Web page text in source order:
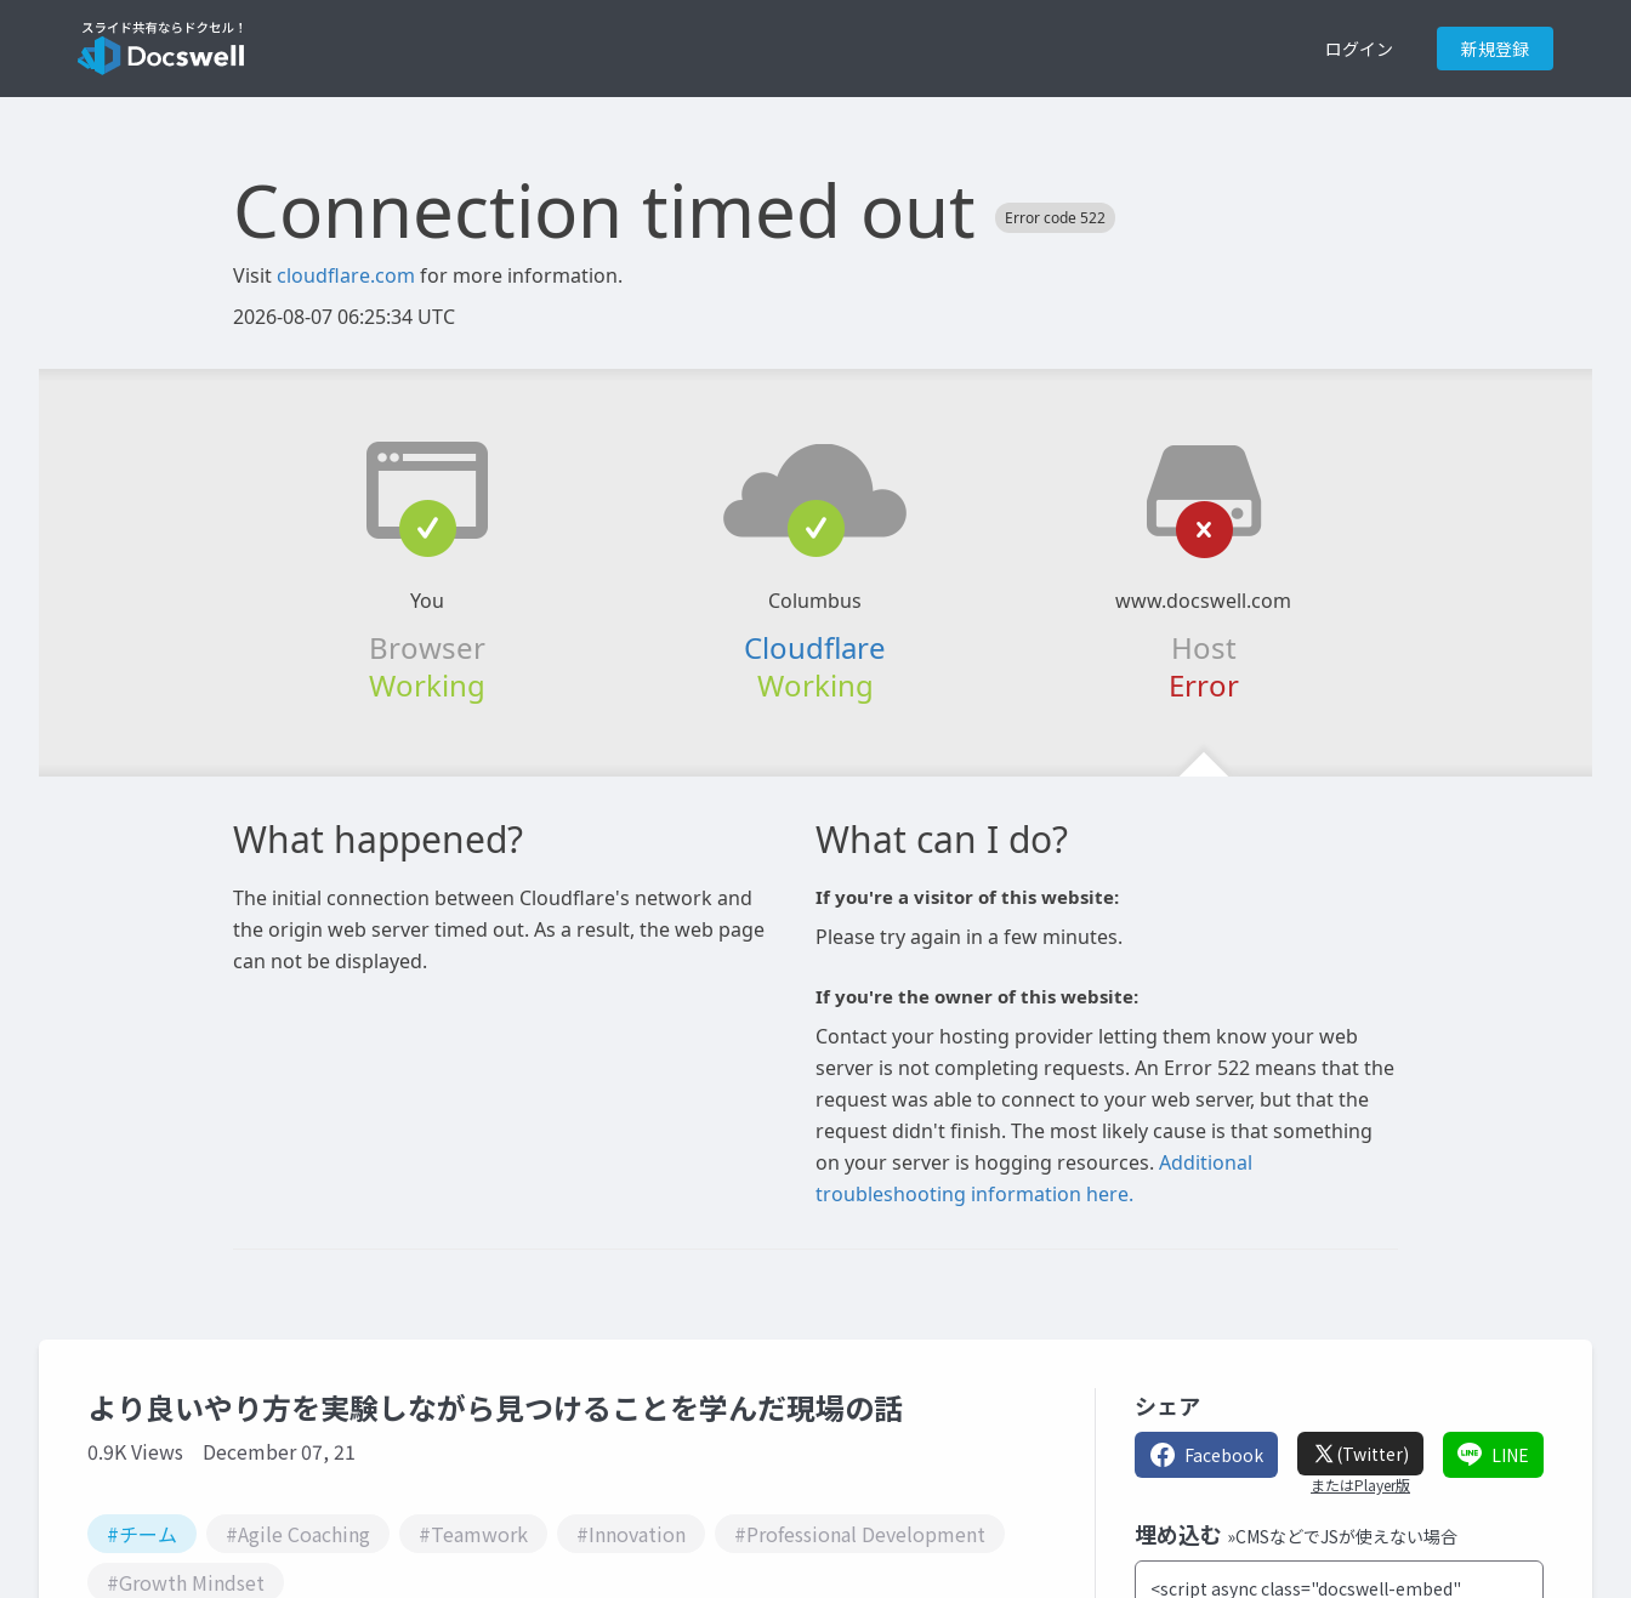
ログイン 新規登録
より良いやり方を実験しながら見つけることを学んだ現場の話
0.9K Views December 07, 21
#チーム #Agile Coaching #Teamwork #Innovation
#Professional Development
#Growth Mindset
シェア
Facebook (Twitter)
またはPlayer版
LINE
埋め込む »CMSなどでJSが使えない場合